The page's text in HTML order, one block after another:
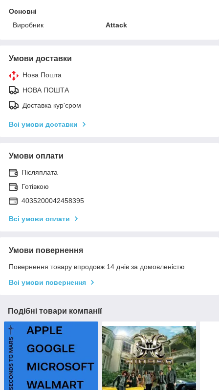
Основні
Виробник
Attack
Умови доставки
Нова Пошта
НОВА ПОШТА
Доставка кур'єром
Всі умови доставки
Умови оплати
Післяплата
Готівкою
4035200042458395
Всі умови оплати
Умови повернення
Повернення товару впродовж 14 днів за домовленістю
Всі умови повернення
Подібні товари компанії